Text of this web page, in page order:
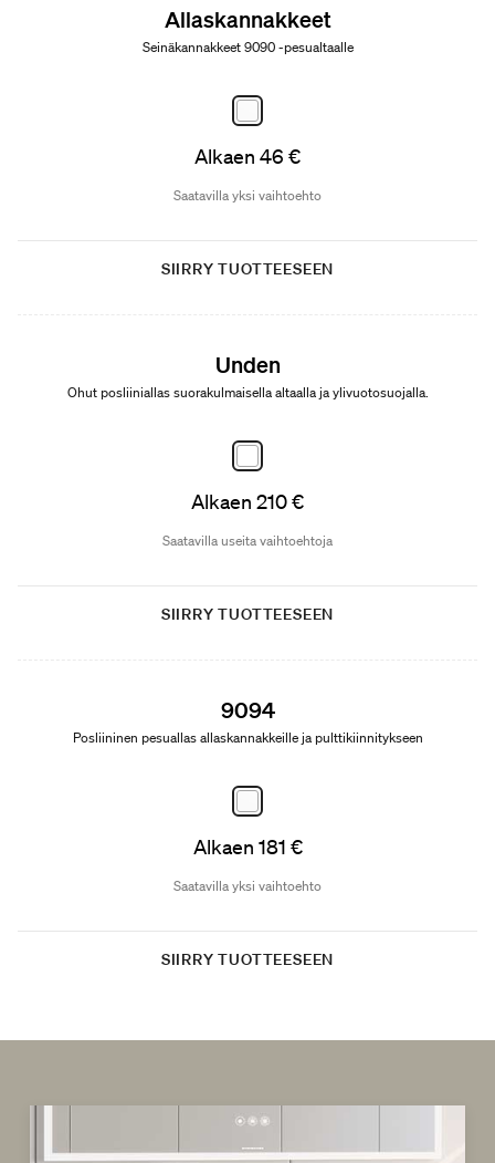
Allaskannakkeet
Seinäkannakkeet 9090 -pesualtaalle
Alkaen 46 €
Saatavilla yksi vaihtoehto
SIIRRY TUOTTEESEEN
Unden
Ohut posliiniallas suorakulmaisella altaalla ja ylivuotosuojalla.
Alkaen 210 €
Saatavilla useita vaihtoehtoja
SIIRRY TUOTTEESEEN
9094
Posliininen pesuallas allaskannakkeille ja pulttikiinnitykseen
Alkaen 181 €
Saatavilla yksi vaihtoehto
SIIRRY TUOTTEESEEN